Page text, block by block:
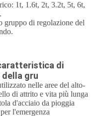
1t, 1.6t, 2t, 3.2t, 5t, 6t,
gruppo di regolazione del
di
gru
nelle aree del alto-
di attrito e vita più lunga
d'acciaio da pioggia
l'emergenza